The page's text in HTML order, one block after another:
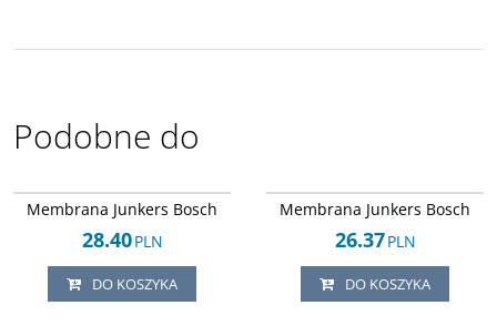
Podobne do
Membrana Junkers Bosch
28.40PLN
DO KOSZYKA
Membrana Junkers Bosch
26.37PLN
DO KOSZYKA